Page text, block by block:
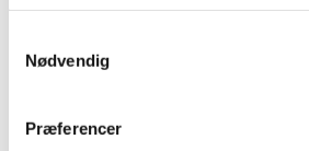
Nødvendig
Præferencer
|27. november 2019|
Lægemiddelstyrelsen om resultaterne
Bevilling til at drive Taastrup